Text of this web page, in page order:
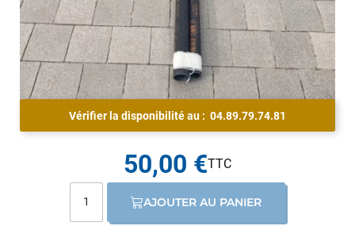
Vérifier la disponibilité au : 04.89.79.74.81
50,00 €
AJOUTER AU PANIER